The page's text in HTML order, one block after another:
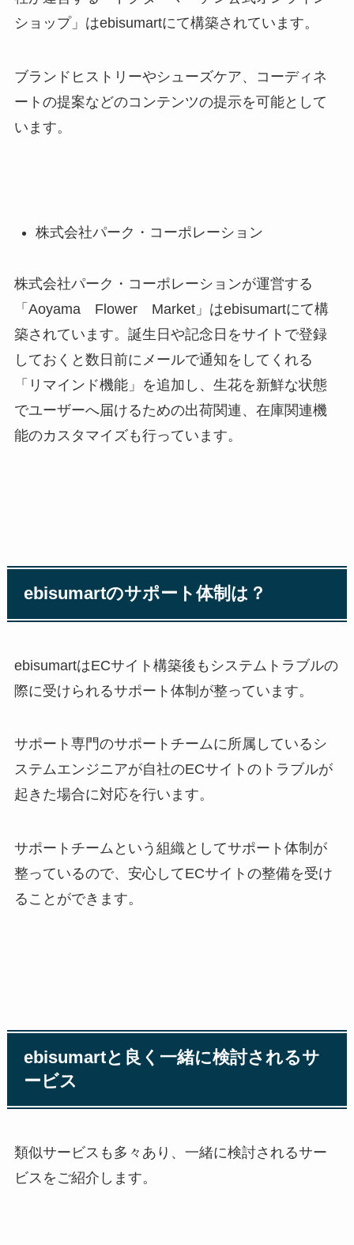
ショップ」はebisumartにて構築されています。
ブランドヒストリーやシューズケア、コーディネ
ートの提案などのコンテンツの提示を可能として
います。
株式会社パーク・コーポレーション
株式会社パーク・コーポレーションが運営する
「 Aoyama Flower Market」はebisumartにて構
築されています。誕生日や記念日をサイトで登録
しておくと数日前にメールで通知をしてくれる
「リマインド機能」を追加し、生花を新鮮な状態
でユーザーへ届けるための出荷関連、在庫関連機
能のカスタマイズも行っています。
ebisumartのサポート体制は？
ebisumartはECサイト構築後もシステムトラブルの
際に受けられるサポート体制が整っています。
サポート専門のサポートチームに所属しているシ
ステムエンジニアが自社のECサイトのトラブルが
起きた場合に対応を行います。
サポートチームという組織としてサポート体制が
整っているので、安心してECサイトの整備を受け
ることができます。
ebisumartと良く一緒に検討されるサ
ービス
類似サービスも多々あり、一緒に検討されるサー
ビスをご紹介します。